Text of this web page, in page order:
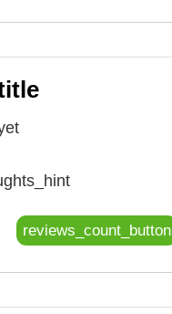
reviews_count_button